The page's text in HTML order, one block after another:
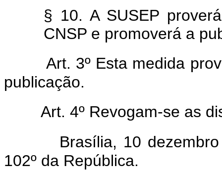
§ 10. A SUSEP
CNSP e promoverá a
Art. 3º Esta medida
publicação.
Art. 4º Revogam-se as
Brasília, 10 dezembro
102º da República.